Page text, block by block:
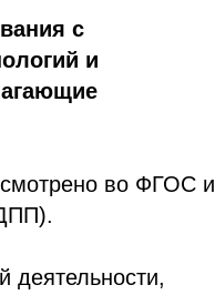
с
и
во ФГОС и